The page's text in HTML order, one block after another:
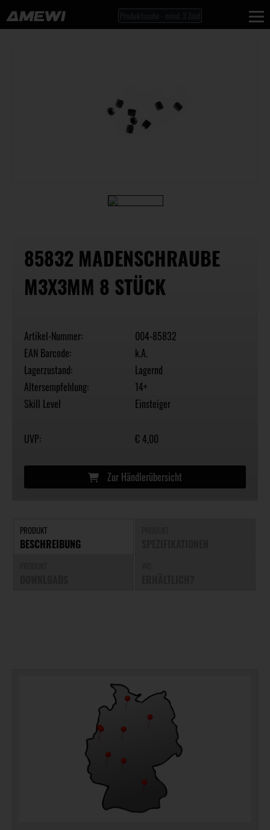
85832 MADENSCHRAUBE
M3X3MM 8 STÜCK
Artikel-Nummer:
004-85832
EAN Barcode:
k.A.
Lagerzustand:
Lagernd
Altersempfehlung:
14+
Skill Level
Einsteiger
UVP: € 4,00
Zur Händlerübersicht
PRODUKT
BESCHREIBUNG